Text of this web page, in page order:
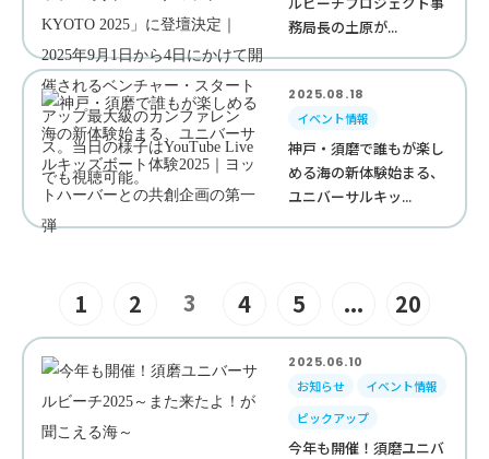
務局長の土原が...
2025.08.18
イベント情報
神戸・須磨で誰もが楽し
める海の新体験始まる、
ユニバーサルキッ...
1 2 3 4 5 ... 20
2025.06.10
お知らせ
イベント情報
ピックアップ
今年も開催！須磨ユニバ